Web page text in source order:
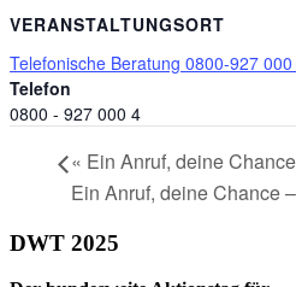
VERANSTALTUNGSORT
Telefonische Beratung 0800-927
Telefon
0800 - 927 000 4
« Ein Anruf, deine
Ein Anruf, deine Chance
DWT 2025